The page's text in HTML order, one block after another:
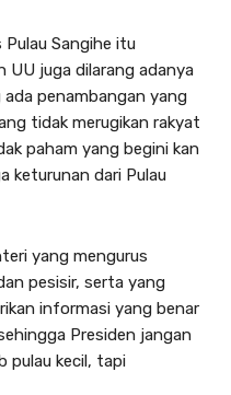
Sangihe itu
UU juga dilarang adanya
penambangan yang
tidak merugikan rakyat
paham yang begini kan
keturunan dari Pulau
yang mengurus
pesisir, serta yang
informasi yang benar
Presiden jangan
pulau kecil, tapi